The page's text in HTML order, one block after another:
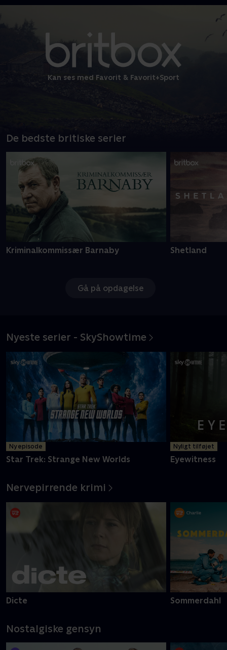
Kan ses med Favorit & Favorit+Sport
De bedste britiske serier
Kriminalkommissær Barnaby Shetland
Gå på opdagelse
Nyeste serier - SkyShowtime
Ny episode
Star Trek: Strange New Worlds
Nyligt tilføjet
Eyewitness
Nervepirrende krimi
Dicte Sommerdahl
Nostalgiske gensyn